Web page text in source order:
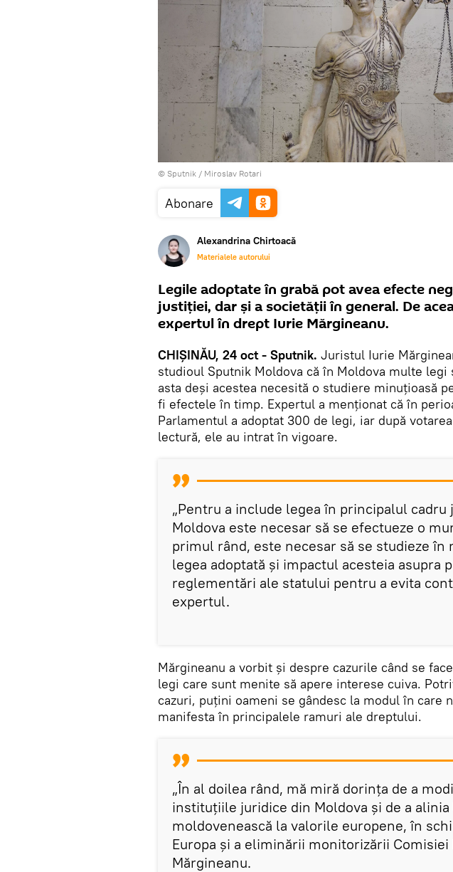
© Sputnik / Miroslav Rotari
Abonare
Alexandrina Chirtoacă
Materialele autorului
Legile adoptate în grabă pot avea efecte
justiției, dar și a societății în general. De
expertul în drept Iurie Mărgineanu.
CHIȘINĂU, 24 oct - Sputnik. Juristul Iurie
studioul Sputnik Moldova că în Moldova multe legi
asta deși acestea necesită o studiere minuțioasă
fi efectele în timp. Expertul a menționat că în
Parlamentul a adoptat 300 de legi, iar după
lectură, ele au intrat în vigoare.
„Pentru a include legea în principalul cadru
Moldova este necesar să se efectueze o
primul rând, este necesar să se studieze în
legea adoptată și impactul acesteia asupra
reglementări ale statului pentru a evita
expertul.
Mărgineanu a vorbit și despre cazurile când se
legi care sunt menite să apere interese cuiva.
cazuri, puțini oameni se gândesc la modul în care
manifesta în principalele ramuri ale dreptului.
„În al doilea rând, mă miră dorința de a
instituțiile juridice din Moldova și de a
moldovenească la valorile europene, în
Europa și a eliminării monitorizării Comisiei
Mărgineanu.